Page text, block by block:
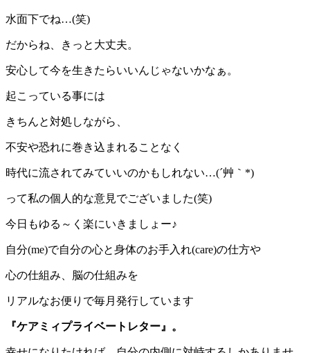
水面下でね…(笑)
だからね、きっと大丈夫。
安心して今を生きたらいいんじゃないかなぁ。
起こっている事には
きちんと対処しながら、
不安や恐れに巻き込まれることなく
時代に流されてみていいのかもしれない…(´艸｀*)
って私の個人的な意見でございました(笑)
今日もゆる～く楽にいきましょー♪
自分(me)で自分の心と身体のお手入れ(care)の仕方や
心の仕組み、脳の仕組みを
リアルなお便りで毎月発行しています
『ケアミィプライベートレター』。